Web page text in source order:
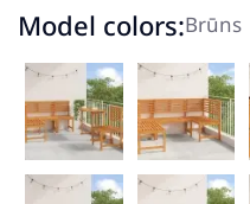
Model colors:Brūns